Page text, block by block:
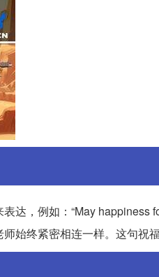
达，例如：“May
始终紧密相连一样。这句祝